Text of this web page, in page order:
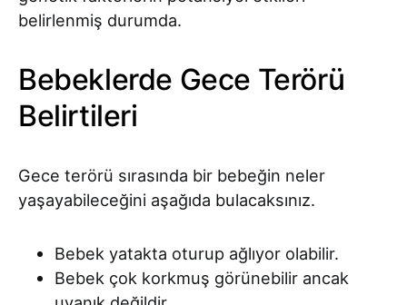
belirlenmiş durumda.
Bebeklerde Gece Terörü
Belirtileri
Gece terörü sırasında bir bebeğin neler
yaşayabileceğini aşağıda bulacaksınız.
Bebek yatakta oturup ağlıyor olabilir.
Bebek çok korkmuş görünebilir ancak